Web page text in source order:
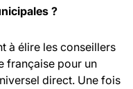
?
à élire les conseillers
française pour un
direct. Une fois